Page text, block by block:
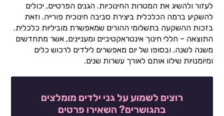
לעזור ולהשיג את המטרות החינוכיות. הגנים הפרטיים, יכולים
להשקיע ברמה הכלכלית ביצירת סביבה חינוכית פורייה. וזאת
בזכות ההשקעה בתשלומי ההורים שמאפשרת מוביליות כלכלית.
התוצאה – חללי חינוך אינטראקטיביים ומעניינים, אשר מתחדשים
משנה לשנה. ובסופו של יום מאפשרים לילדים לרכוש כלים
ומיומנויות שילוו אותם לאורך עשרות שנים.
רוצים לשמוע על גני ילדים מומלצים
בהגושרים? השאירו פרטים